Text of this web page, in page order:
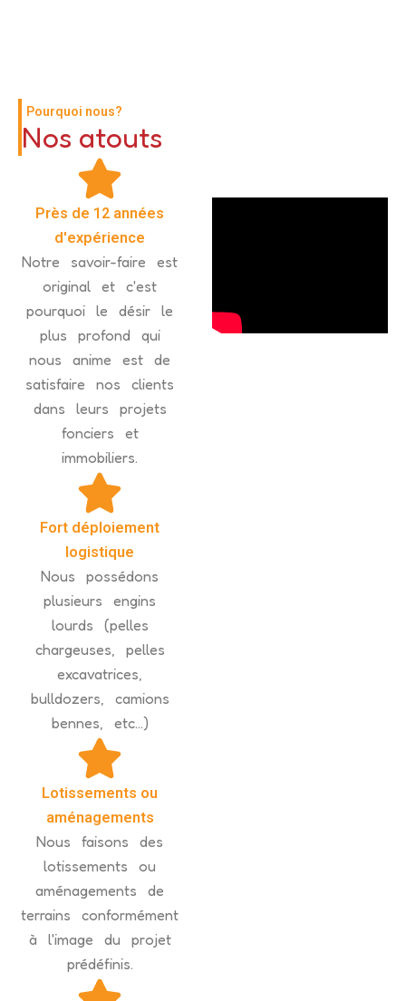
Pourquoi nous?
Nos atouts
Près de 12 années
d'expérience
Notre savoir-faire est
original et c'est
pourquoi le désir le
plus profond qui
nous anime est de
satisfaire nos clients
dans leurs projets
fonciers et
immobiliers.
Fort déploiement
logistique
Nous possédons
plusieurs engins
lourds (pelles
chargeuses, pelles
excavatrices,
bulldozers, camions
bennes, etc...)
Lotissements ou
aménagements
Nous faisons des
lotissements ou
aménagements de
terrains conformément
à l'image du projet
prédéfinis.